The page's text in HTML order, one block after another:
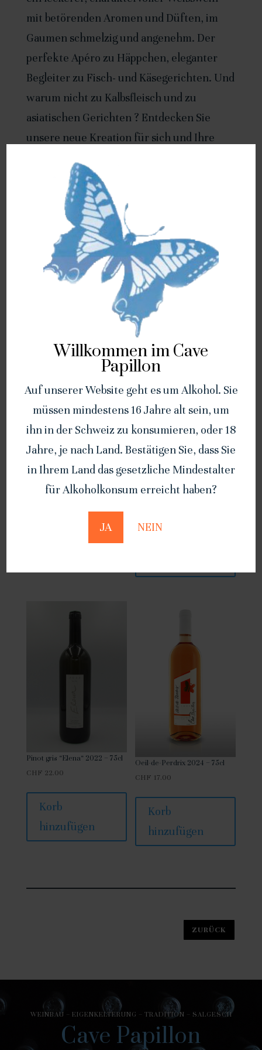
Willkommen im Cave
Papillon
Auf unserer Website geht es um Alkohol. Sie
müssen mindestens 16 Jahre alt sein, um
ihn in der Schweiz zu konsumieren, oder 18
Jahre, je nach Land. Bestätigen Sie, dass Sie
in Ihrem Land das gesetzliche Mindestalter
für Alkoholkonsum erreicht haben?
JA NEIN
mit betörenden Aromen und Düften, im
Gaumen schmelzig und angenehm. Der
perfekte Apéro zu Häppchen, eleganter
Begleiter zu Fisch- und Käsegerichten. Und
warum nicht zu Kalbsfleisch und zu
asiatischen Gerichten ? Entdecken Sie
unsere neue Kreation für sich und Ihre
– 12°C, Lagerfähig bis 5 Jahre
Contient des sulfites
Ähnliche Produkte
16.00
“Sommernachtstraum“ 2023 –
75cl
Pinot gris “Elena“ 2022 – 75cl
CHF 22.00
Korb
hinzufügen
Oeil-de-Perdrix 2024 – 75cl
CHF 17.00
Korb
hinzufügen
WEINBAU – EIGENKELTERUNG – TRADITION – SALGESCH
Cave Papillon